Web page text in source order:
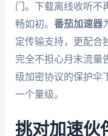
门。下载离线收听不
畅如初。 番茄加速器
定传输支持，更配合
完全不担心月末流量
级加密协议的保护伞
一个量级。
挑对加速伙